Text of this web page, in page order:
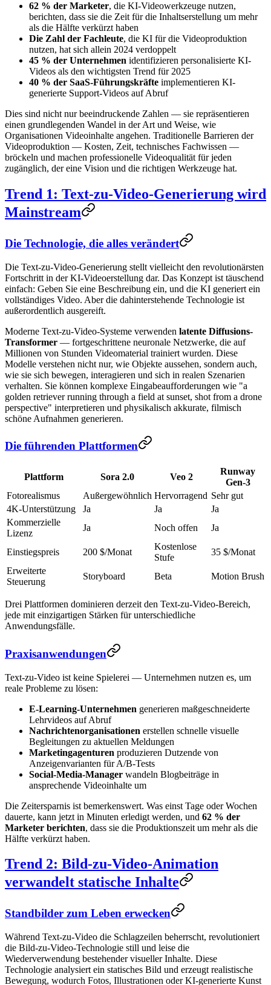
62 % der Marketer, die KI-Videowerkzeuge nutzen,
berichten, dass sie die Zeit für die Inhaltserstellung um mehr
als die Hälfte verkürzt haben
Die Zahl der Fachleute, die KI für die Videoproduktion
nutzen, hat sich allein 2024 verdoppelt
45 % der Unternehmen identifizieren personalisierte KI-
Videos als den wichtigsten Trend für 2025
40 % der SaaS-Führungskräfte implementieren KI-
generierte Support-Videos auf Abruf
Dies sind nicht nur beeindruckende Zahlen — sie repräsentieren
einen grundlegenden Wandel in der Art und Weise, wie
Organisationen Videoinhalte angehen. Traditionelle Barrieren der
Videoproduktion — Kosten, Zeit, technisches Fachwissen —
bröckeln und machen professionelle Videoqualität für jeden
zugänglich, der eine Vision und die richtigen Werkzeuge hat.
Trend 1: Text-zu-Video-Generierung wird
Mainstream
Die Technologie, die alles verändert
Die Text-zu-Video-Generierung stellt vielleicht den revolutionärsten
Fortschritt in der KI-Videoerstellung dar. Das Konzept ist täuschend
einfach: Geben Sie eine Beschreibung ein, und die KI generiert ein
vollständiges Video. Aber die dahinterstehende Technologie ist
außerordentlich ausgereift.
Moderne Text-zu-Video-Systeme verwenden latente Diffusions-
Transformer — fortgeschrittene neuronale Netzwerke, die auf
Millionen von Stunden Videomaterial trainiert wurden. Diese
Modelle verstehen nicht nur, wie Objekte aussehen, sondern auch,
wie sie sich bewegen, interagieren und sich in realen Szenarien
verhalten. Sie können komplexe Eingabeaufforderungen wie "a
golden retriever running through a field at sunset, shot from a drone
perspective" interpretieren und physikalisch akkurate, filmisch
schöne Aufnahmen generieren.
Die führenden Plattformen
Plattform Sora 2.0 Veo 2
Runway
Gen-3
Fotorealismus
Außergewöhnlich Hervorragend Sehr gut
4K-Unterstützung
Ja Ja
Ja
Kommerzielle
Lizenz
Ja Noch offen Ja
Einstiegspreis 200 $/Monat
Kostenlose
Stufe
35 $/Monat
Erweiterte
Steuerung
Storyboard Beta Motion Brush
Drei Plattformen dominieren derzeit den Text-zu-Video-Bereich,
jede mit einzigartigen Stärken für unterschiedliche
Anwendungsfälle.
Praxisanwendungen
Text-zu-Video ist keine Spielerei — Unternehmen nutzen es, um
reale Probleme zu lösen:
E-Learning-Unternehmen generieren maßgeschneiderte
Lehrvideos auf Abruf
Nachrichtenorganisationen erstellen schnelle visuelle
Begleitungen zu aktuellen Meldungen
Marketingagenturen produzieren Dutzende von
Anzeigenvarianten für A/B-Tests
Social-Media-Manager wandeln Blogbeiträge in
ansprechende Videoinhalte um
Die Zeitersparnis ist bemerkenswert. Was einst Tage oder Wochen
dauerte, kann jetzt in Minuten erledigt werden, und 62 % der
Marketer berichten, dass sie die Produktionszeit um mehr als die
Hälfte verkürzt haben.
Trend 2: Bild-zu-Video-Animation
verwandelt statische Inhalte
Standbilder zum Leben erwecken
Während Text-zu-Video die Schlagzeilen beherrscht, revolutioniert
die Bild-zu-Video-Technologie still und leise die
Wiederverwendung bestehender visueller Inhalte. Diese
Technologie analysiert ein statisches Bild und erzeugt realistische
Bewegung, wodurch Fotos, Illustrationen oder KI-generierte Kunst